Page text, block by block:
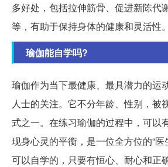
多好处，包括拉伸筋骨、促进新陈代
等，有助于保持身体的健康和灵活性。
瑜伽能自学吗?
瑜伽作为当下最健康、最具潜力的运
人士的关注。它不分年龄、性别，被
式之一。在练习瑜伽的过程中，可以
现身心灵的平衡，是一位全方位的“医
可以自学的，只要有恒心、耐心和正